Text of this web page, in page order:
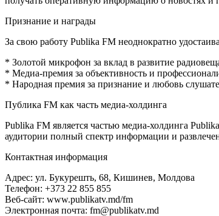
Признание и награды
За свою работу Publika FM неоднократно
* Золотой микрофон за вклад в развитие
* Медиа-премия за объективность и
* Народная премия за признание и любовь
Публика FM как часть медиа-холдинга
Publika FM является частью медиа-холдинга
аудитории полный спектр информации и
Контактная информация
Адрес: ул. Букурешть, 68, Кишинев, Молдова
Телефон: +373 22 855 855
Веб-сайт: www.publikatv.md/fm
Электронная почта: fm@publikatv.md